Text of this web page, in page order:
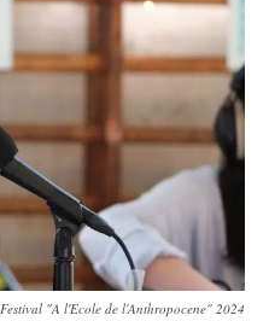
Festival "A l'Ecole de l'Anthropocene" 2024